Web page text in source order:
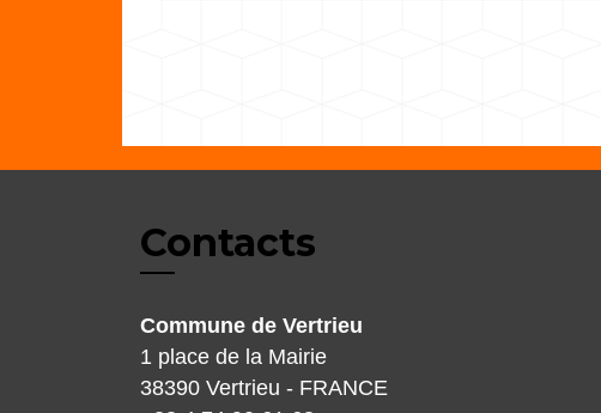
Contacts
Commune de Vertrieu
1 place de la Mairie
38390 Vertrieu - FRANCE